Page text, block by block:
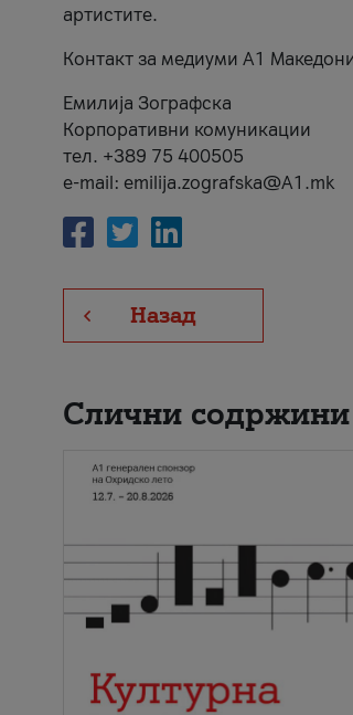
артистите.
Контакт за медиуми А1
Емилија Зографска
Корпоративни комуникации
тел. +389 75 400505
e-mail: emilija.zografska@A1.mk
Назад
Слични содржини